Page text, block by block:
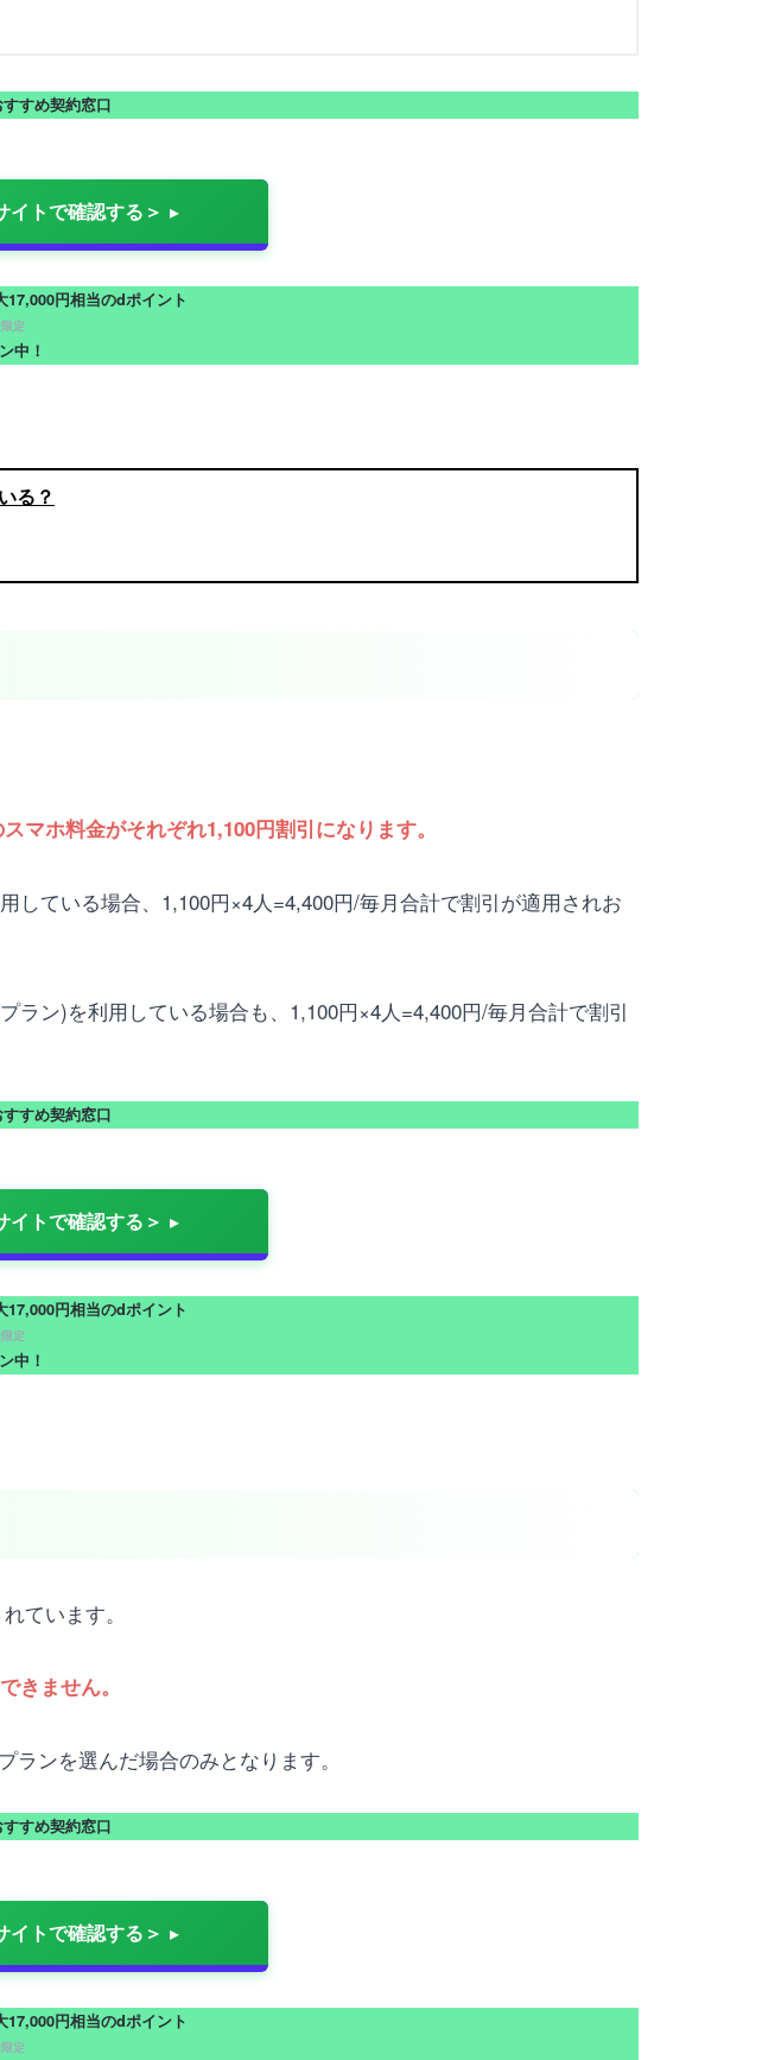
すめ契約窓口
イトで確認する＞
円相当のdポイント
定
中！
る？
マホ料金がそれぞれ1,100円割引になります。
している場合、1,100円×4人=4,400円/毎月合計で割引が適用されお
ン)を利用している場合も、1,100円×4人=4,400円/毎月合計で割引
すめ契約窓口
イトで確認する＞
円相当のdポイント
定
中！
ています。
きません。
ンを選んだ場合のみとなります。
すめ契約窓口
イトで確認する＞
円相当のdポイント
定